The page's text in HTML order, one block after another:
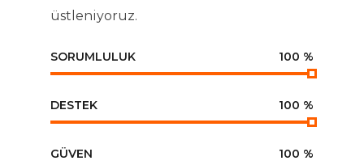
üstleniyoruz.
SORUMLULUK 100 %
DESTEK 100 %
GÜVEN 100 %